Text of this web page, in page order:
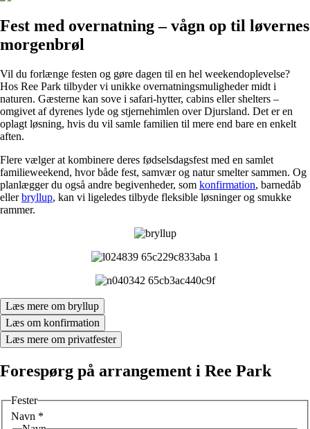
Fest med overnatning – vågn op til løvernes
morgenbrøl
Vil du forlænge festen og gøre dagen til en hel weekendoplevelse?
Hos Ree Park tilbyder vi unikke overnatningsmuligheder midt i
naturen. Gæsterne kan sove i safari-hytter, cabins eller shelters –
omgivet af dyrenes lyde og stjernehimlen over Djursland. Det er en
oplagt løsning, hvis du vil samle familien til mere end bare en enkelt
aften.
Flere vælger at kombinere deres fødselsdagsfest med en samlet
familieweekend, hvor både fest, samvær og natur smelter sammen. Og
planlægger du også andre begivenheder, som konfirmation, barnedåb
ellerbryllup, kan vi ligeledes tilbyde fleksible løsninger og smukke
rammer.
Læs mere om bryllup
Læs om konfirmation
Læs mere om privatfester
Forespørg på arrangement i Ree Park
Fester
Navn *